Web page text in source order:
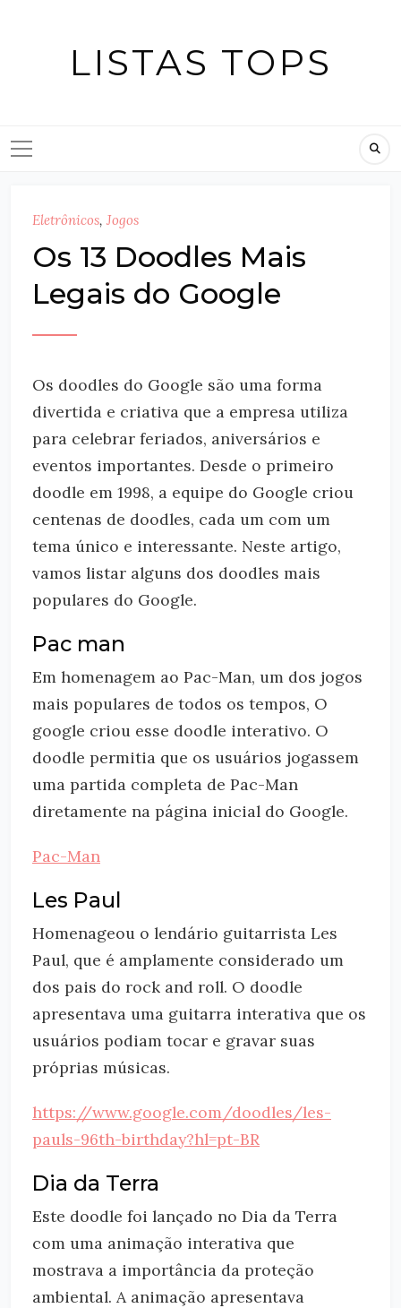
LISTAS TOPS
Eletrônicos, Jogos
Os 13 Doodles Mais
Legais do Google
Os doodles do Google são uma forma
divertida e criativa que a empresa utiliza
para celebrar feriados, aniversários e
eventos importantes. Desde o primeiro
doodle em 1998, a equipe do Google criou
centenas de doodles, cada um com um
tema único e interessante. Neste artigo,
vamos listar alguns dos doodles mais
populares do Google.
Pac man
Em homenagem ao Pac-Man, um dos jogos
mais populares de todos os tempos, O
google criou esse doodle interativo. O
doodle permitia que os usuários jogassem
uma partida completa de Pac-Man
diretamente na página inicial do Google.
Pac-Man
Les Paul
Homenageou o lendário guitarrista Les
Paul, que é amplamente considerado um
dos pais do rock and roll. O doodle
apresentava uma guitarra interativa que os
usuários podiam tocar e gravar suas
próprias músicas.
https://www.google.com/doodles/les-
pauls-96th-birthday?hl=pt-BR
Dia da Terra
Este doodle foi lançado no Dia da Terra
com uma animação interativa que
mostrava a importância da proteção
ambiental. A animação apresentava